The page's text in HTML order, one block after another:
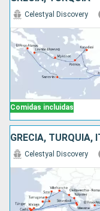
Comidas incluidas
Celestyal Discovery
Celestyal Discovery